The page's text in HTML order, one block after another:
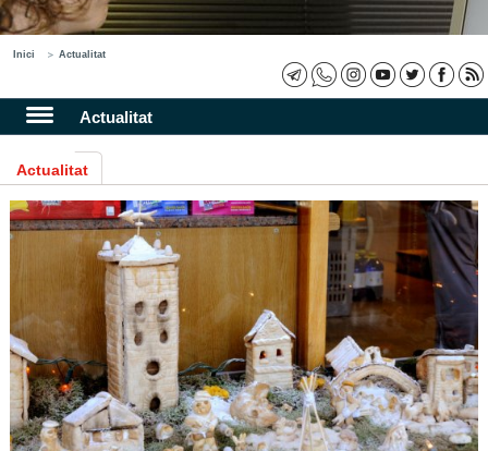
Inici Actualitat
Actualitat
Actualitat